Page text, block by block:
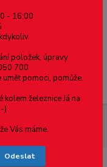
Menu
- 16:00
položek, úpravy
700
umět pomoci, pomůže.
železnice Já na
)
Vás máme.
Odeslat